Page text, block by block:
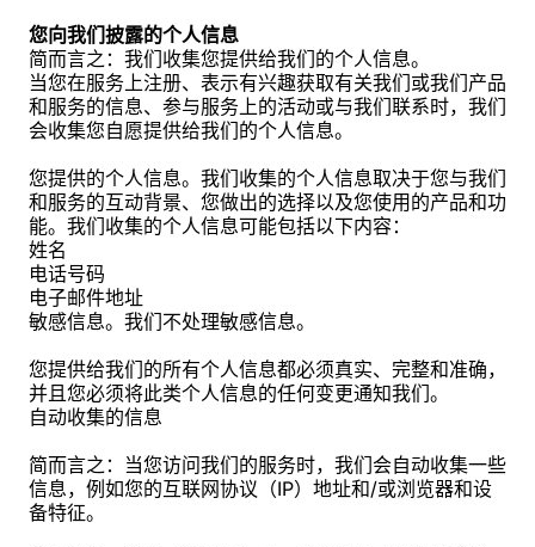
您向我们披露的个人信息
简而言之：我们收集您提供给我们的个人信息。
当您在服务上注册、表示有兴趣获取有关我们或我们产品
和服务的信息、参与服务上的活动或与我们联系时，我们
会收集您自愿提供给我们的个人信息。
您提供的个人信息。我们收集的个人信息取决于您与我们
和服务的互动背景、您做出的选择以及您使用的产品和功
能。我们收集的个人信息可能包括以下内容：
姓名
电话号码
电子邮件地址
敏感信息。我们不处理敏感信息。
您提供给我们的所有个人信息都必须真实、完整和准确，
并且您必须将此类个人信息的任何变更通知我们。
自动收集的信息
简而言之：当您访问我们的服务时，我们会自动收集一些
信息，例如您的互联网协议（IP）地址和/或浏览器和设
备特征。